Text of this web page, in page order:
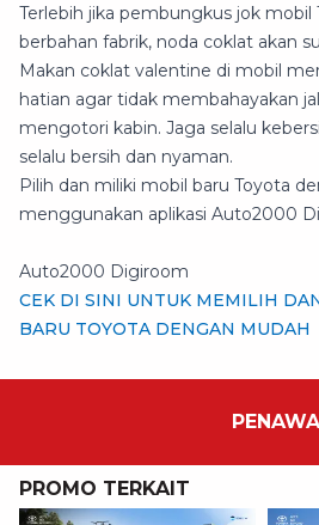
Terlebih jika pembungkus jok mobil
berbahan fabrik, noda coklat akan
Makan coklat valentine di mobil
hatian agar tidak membahayakan
mengotori kabin. Jaga selalu
selalu bersih dan nyaman.
Pilih dan miliki mobil baru Toyota
menggunakan aplikasi Auto2000
Auto2000 Digiroom
CEK DI SINI UNTUK MEMILIH
BARU TOYOTA DENGAN MUDAH
PROMO TERKAIT